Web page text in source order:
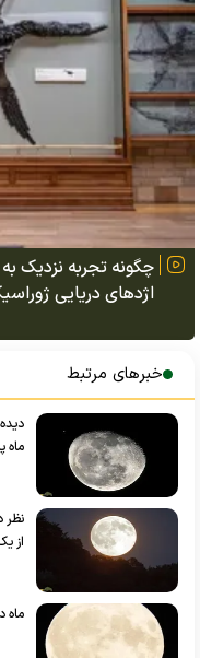
چگونه تجربه
اژد‌های دریایی
خبرهای مرتبط
ماه
نظر
از
ماه